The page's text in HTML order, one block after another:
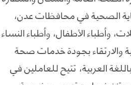
الصحية في محافظات عدن،
وأطباء الأطفال، وأطباء النساء
والارتقاء بجودة خدمات صحة
العربية، تتيح للعاملين في